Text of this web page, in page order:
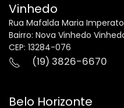
Vinhedo
Rua Mafalda Maria
Bairro: Nova Vinhedo
CEP: 13284-076
(19) 3826-6670
Belo Horizonte